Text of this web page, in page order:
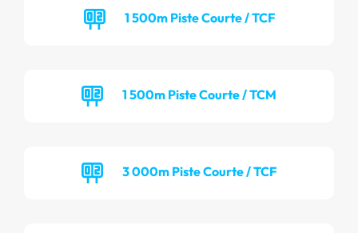
1 500m Piste Courte / TCF
1 500m Piste Courte / TCM
3 000m Piste Courte / TCF